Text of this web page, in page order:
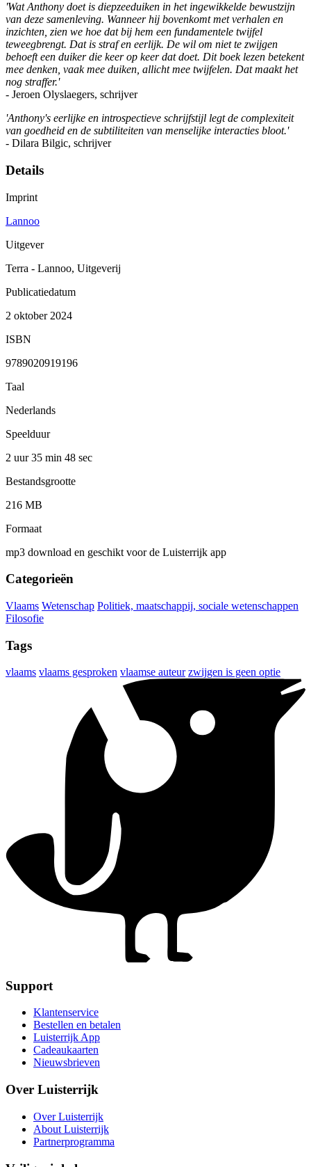
'Wat Anthony doet is diepzeeduiken in het ingewikkelde bewustzijn
van deze samenleving. Wanneer hij bovenkomt met verhalen en
inzichten, zien we hoe dat bij hem een fundamentele twijfel
teweegbrengt. Dat is straf en eerlijk. De wil om niet te zwijgen
behoeft een duiker die keer op keer dat doet. Dit boek lezen betekent
mee denken, vaak mee duiken, allicht mee twijfelen. Dat maakt het
nog straffer.'
- Jeroen Olyslaegers, schrijver
'Anthony's eerlijke en introspectieve schrijfstijl legt de complexiteit
van goedheid en de subtiliteiten van menselijke interacties bloot.'
- Dilara Bilgic, schrijver
Details
Imprint
Lannoo
Uitgever
Terra - Lannoo, Uitgeverij
Publicatiedatum
2 oktober 2024
ISBN
9789020919196
Taal
Nederlands
Speelduur
2 uur 35 min 48 sec
Bestandsgrootte
216 MB
Formaat
mp3 download en geschikt voor de Luisterrijk app
Categorieën
Vlaams Wetenschap Politiek, maatschappij, sociale wetenschappen
Filosofie
Tags
vlaams vlaams gesproken vlaamse auteur zwijgen is geen optie
Support
Klantenservice
Bestellen en betalen
Luisterrijk App
Cadeaukaarten
Nieuwsbrieven
Over Luisterrijk
Over Luisterrijk
About Luisterrijk
Partnerprogramma